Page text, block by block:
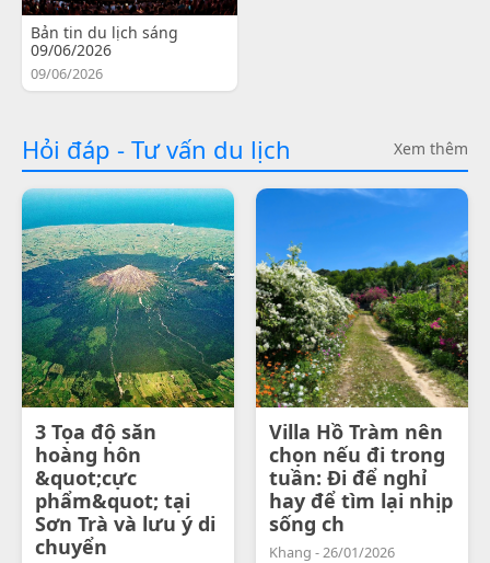
Bản tin du lịch sáng
09/06/2026
09/06/2026
Hỏi đáp - Tư vấn du lịch Xem thêm
3 Tọa độ săn
hoàng hôn
&quot;cực
phẩm&quot; tại
Sơn Trà và lưu ý di
chuyển
Villa Hồ Tràm nên
chọn nếu đi trong
tuần: Đi để nghỉ
hay để tìm lại nhịp
sống ch
Khang - 26/01/2026